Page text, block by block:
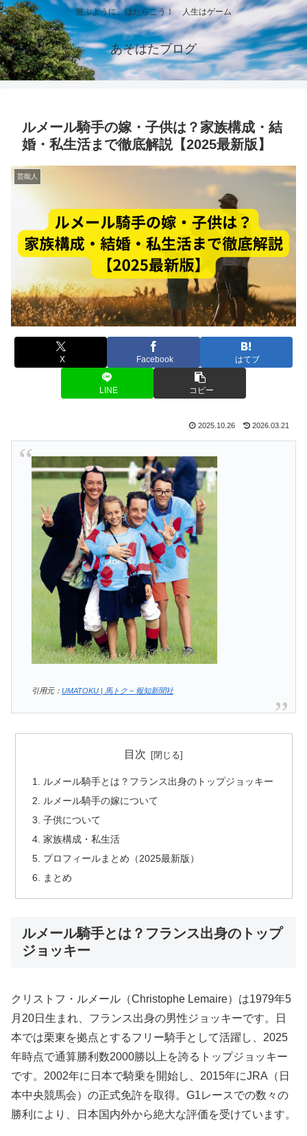
遊ぶように、はたらこう！ 人生はゲーム
あそはたブログ
ルメール騎手の嫁・子供は？家族構成・結
婚・私生活まで徹底解説【2025最新版】
芸能人
X Facebook はてブ
LINE コピー
2025.10.26 2026.03.21
引用元： UMATOKU | 馬トク – 報知新聞社
目次
ルメール騎手とは？フランス出身のトップジョッキー
ルメール騎手の嫁について
子供について
家族構成・私生活
プロフィールまとめ（2025最新版）
まとめ
ルメール騎手とは？フランス出身のトップ
ジョッキー
クリストフ・ルメール（Christophe Lemaire）は1979年5
月20日生まれ、フランス出身の男性ジョッキーです。日
本では栗東を拠点とするフリー騎手として活躍し、2025
年時点で通算勝利数2000勝以上を誇るトップジョッキー
です。2002年に日本で騎乗を開始し、2015年にJRA（日
本中央競馬会）の正式免許を取得。G1レースでの数々の
勝利により、日本国内外から絶大な評価を受けています。